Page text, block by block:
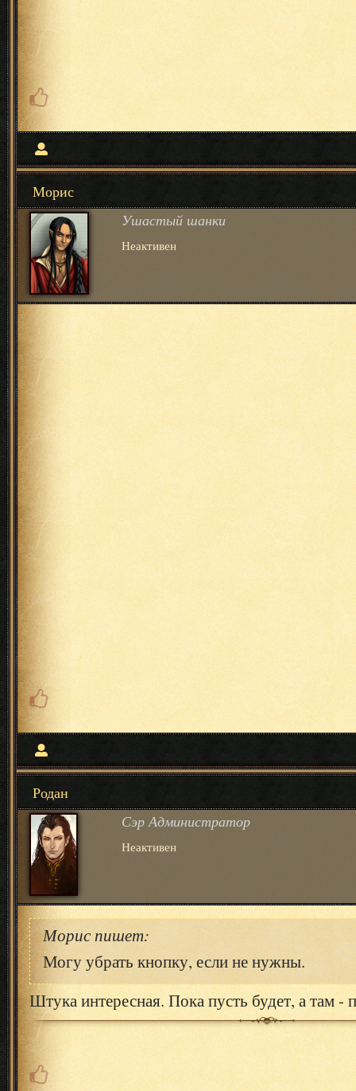
Морис
Ушастый шанки
Неактивен
Родан
Сэр Администратор
Неактивен
Морис пишет:
Могу убрать кнопку, если не нужны.
Штука интересная. Пока пусть будет, а там -